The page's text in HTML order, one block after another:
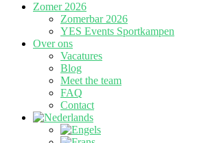
Zomer 2026
Zomerbar 2026
YES Events Sportkampen
Over ons
Vacatures
Blog
Meet the team
FAQ
Contact